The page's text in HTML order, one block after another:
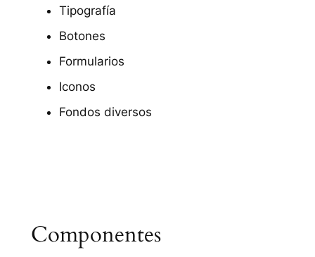
Tipografía
Botones
Formularios
Iconos
Fondos diversos
Componentes